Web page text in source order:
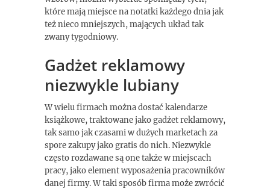
które mają miejsce na notatki każdego dnia jak
też nieco mniejszych, mających układ tak
zwany tygodniowy.
Gadżet reklamowy
niezwykle lubiany
W wielu firmach można dostać kalendarze
książkowe, traktowane jako gadżet reklamowy,
tak samo jak czasami w dużych marketach za
spore zakupy jako gratis do nich. Niezwykle
często rozdawane są one także w miejscach
pracy, jako element wyposażenia pracowników
danej firmy. W taki sposób firma może zwrócić